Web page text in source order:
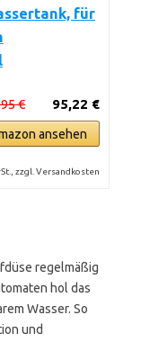
für
95,22 €
€
ansehen
zzgl. Versandkosten
regelmäßig
hol das
Wasser. So
und